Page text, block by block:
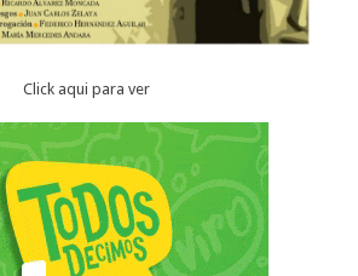
Click aqui para ver